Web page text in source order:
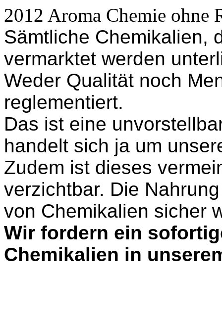
2012 Aroma Chemie ohne
Sämtliche Chemikalien,
vermarktet werden
Weder Qualität noch
reglementiert.
Das ist eine
handelt sich ja um
Zudem ist dieses
verzichtbar. Die
von Chemikalien sicher
Wir fordern ein
Chemikalien in